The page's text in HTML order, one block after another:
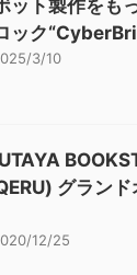
ット製作をも
ック
3/10
グラン
12/25